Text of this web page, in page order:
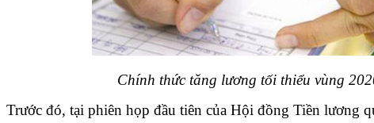
Chính thức tăng lương tối thiểu vùng
Trước đó, tại phiên họp đầu tiên của Hội đồng Tiền lương